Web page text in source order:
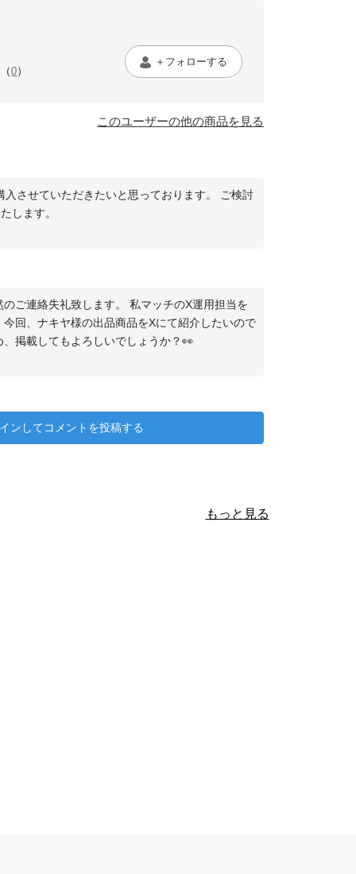
（0）
＋フォローする
このユーザーの他の商品を見る
入させていただきたいと思っております。 ご検討
します。
ご連絡失礼致します。 私マッチのX運用担当を
今回、ナキヤ様の出品商品をXにて紹介したいので
掲載してもよろしいでしょうか？👀
ンしてコメントを投稿する
もっと見る